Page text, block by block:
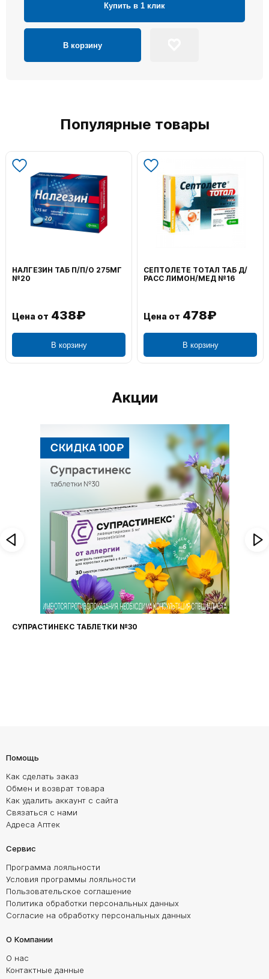
Купить в 1 клик
В корзину
Популярные товары
НАЛГЕЗИН ТАБ П/П/О 275МГ
№20
Цена от 438₽
В корзину
СЕПТОЛЕТЕ ТОТАЛ ТАБ Д/
РАСС ЛИМОН/МЕД №16
Цена от 478₽
В корзину
Акции
СУПРАСТИНЕКС ТАБЛЕТКИ №30
Помощь
Как сделать заказ
Обмен и возврат товара
Как удалить аккаунт с сайта
Связаться с нами
Адреса Аптек
Сервис
Программа лояльности
Условия программы лояльности
Пользовательское соглашение
Политика обработки персональных данных
Согласие на обработку персональных данных
О Компании
О нас
Контактные данные